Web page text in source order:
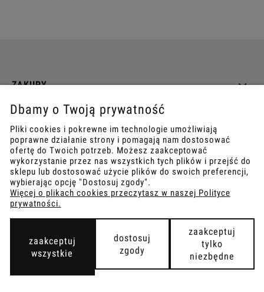
ZAKUPY
INFO
REGULAMINY
COPYRIGHT © 2021
TEMPISH.WYKONANIE:BOMBARDIER.PRO
Dbamy o Twoją prywatność
Pliki cookies i pokrewne im technologie umożliwiają
poprawne działanie strony i pomagają nam dostosować
ofertę do Twoich potrzeb. Możesz zaakceptować
wykorzystanie przez nas wszystkich tych plików i przejść do
sklepu lub dostosować użycie plików do swoich preferencji,
wybierając opcję "Dostosuj zgody".
Więcej o plikach cookies przeczytasz w naszej Polityce
prywatności.
zaakceptuj
tylko
niezbędne
dostosuj
zgody
zaakceptuj
wszystkie